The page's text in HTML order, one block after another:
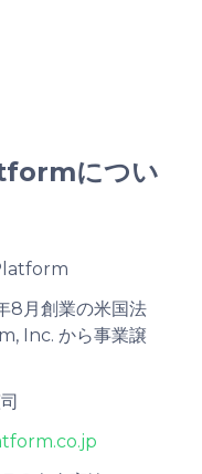
につい
8月創業の米国法
Inc. から事業譲